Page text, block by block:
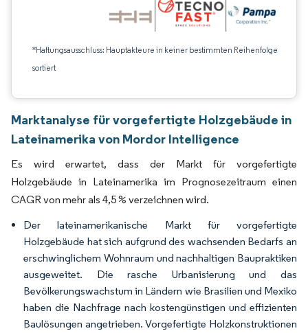
*Haftungsausschluss: Hauptakteure in keiner bestimmten Reihenfolge
sortiert
Marktanalyse für vorgefertigte Holzgebäude in
Lateinamerika von Mordor Intelligence
Es wird erwartet, dass der Markt für vorgefertigte
Holzgebäude in Lateinamerika im Prognosezeitraum einen
CAGR von mehr als 4,5 % verzeichnen wird.
Der lateinamerikanische Markt für vorgefertigte
Holzgebäude hat sich aufgrund des wachsenden Bedarfs an
erschwinglichem Wohnraum und nachhaltigen Baupraktiken
ausgeweitet. Die rasche Urbanisierung und das
Bevölkerungswachstum in Ländern wie Brasilien und Mexiko
haben die Nachfrage nach kostengünstigen und effizienten
Baulösungen angetrieben. Vorgefertigte Holzkonstruktionen